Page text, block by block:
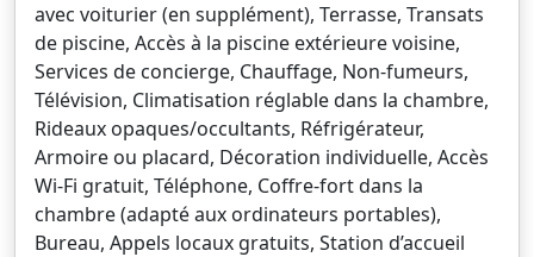
avec voiturier (en supplément), Terrasse, Transats
de piscine, Accès à la piscine extérieure voisine,
Services de concierge, Chauffage, Non-fumeurs,
Télévision, Climatisation réglable dans la chambre,
Rideaux opaques/occultants, Réfrigérateur,
Armoire ou placard, Décoration individuelle, Accès
Wi-Fi gratuit, Téléphone, Coffre-fort dans la
chambre (adapté aux ordinateurs portables),
Bureau, Appels locaux gratuits, Station d’accueil